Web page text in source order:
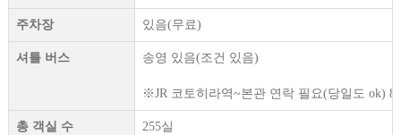
주차장 있음(무료)
셔틀 버스 송영 있음(조건 있음)
※JR 코토히라역~본관 연락 필요(당일도 ok) 8
총 객실 수 255실